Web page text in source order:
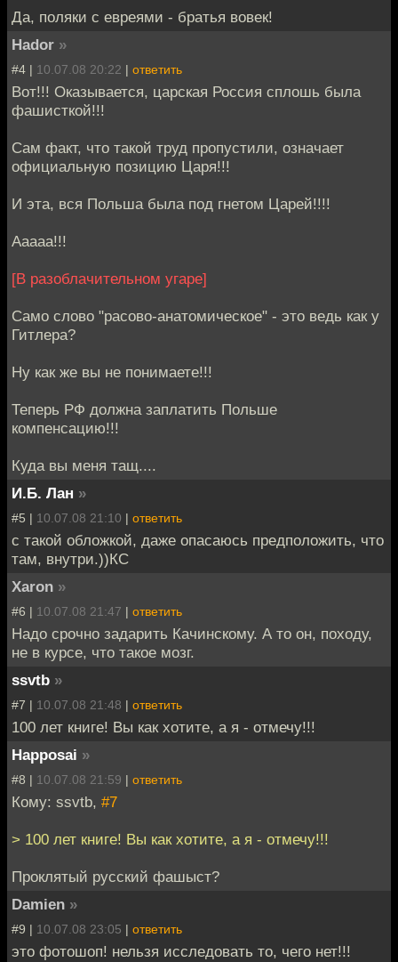
Да, поляки с евреями - братья вовек!
Hador »
#4 | 10.07.08 20:22 | ответить
Вот!!! Оказывается, царская Россия сплошь была
фашисткой!!!
Сам факт, что такой труд пропустили, означает
официальную позицию Царя!!!
И эта, вся Польша была под гнетом Царей!!!!
Ааааа!!!
[В разоблачительном угаре]
Само слово "расово-анатомическое" - это ведь как у
Гитлера?
Ну как же вы не понимаете!!!
Теперь РФ должна заплатить Польше
компенсацию!!!
Куда вы меня тащ....
И.Б. Лан »
#5 | 10.07.08 21:10 | ответить
с такой обложкой, даже опасаюсь предположить, что
там, внутри.))КС
Xaron »
#6 | 10.07.08 21:47 | ответить
Надо срочно задарить Качинскому. А то он, походу,
не в курсе, что такое мозг.
ssvtb »
#7 | 10.07.08 21:48 | ответить
100 лет книге! Вы как хотите, а я - отмечу!!!
Happosai »
#8 | 10.07.08 21:59 | ответить
Кому: ssvtb, #7
> 100 лет книге! Вы как хотите, а я - отмечу!!!
Проклятый русский фашыст?
Damien »
#9 | 10.07.08 23:05 | ответить
это фотошоп! нельзя исследовать то, чего нет!!!